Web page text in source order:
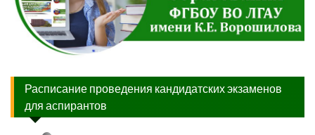
Расписание проведения кандидатских экзаменов
для аспирантов